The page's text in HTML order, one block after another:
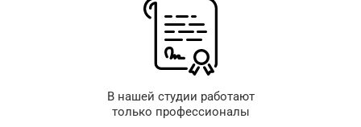
В нашей студии работают
только профессионалы